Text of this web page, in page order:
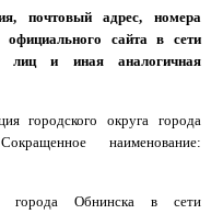
почтовый адрес, номера
официального сайта в сети
лиц и иная аналогичная
городского округа города
Сокращенное наименование:
города Обнинска
в сети